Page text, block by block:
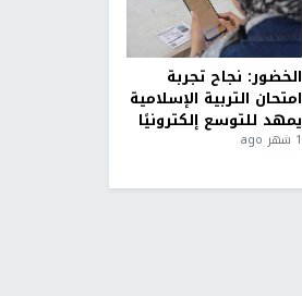
الخضور: نجاح تجربة
امتحان التربية الإسلامية
يمهد للتوسع إلكترونيًا
1 شهر ago